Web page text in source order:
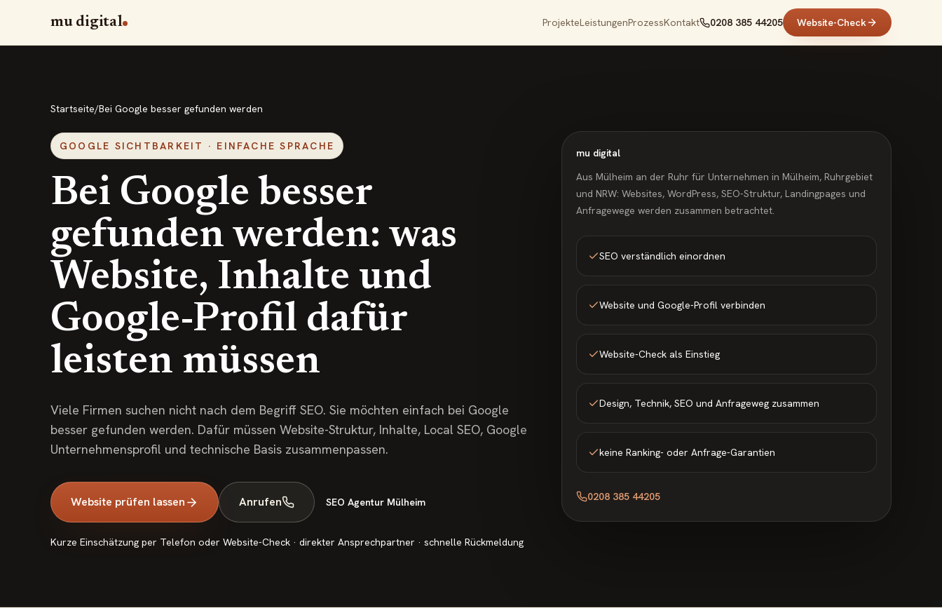
mu digital ProjekteLeistungenProzessKontakt 0208 385 44205 Website-Check
Startseite/Bei Google besser gefunden werden
GOOGLE SICHTBARKEIT · EINFACHE SPRACHE
Bei Google besser
gefunden werden: was
Website, Inhalte und
Google-Profil dafür
leisten müssen
Viele Firmen suchen nicht nach dem Begriff SEO. Sie möchten einfach bei Google
besser gefunden werden. Dafür müssen Website-Struktur, Inhalte, Local SEO, Google
Unternehmensprofil und technische Basis zusammenpassen.
Website prüfen lassen Anrufen SEO Agentur Mülheim
Kurze Einschätzung per Telefon oder Website-Check · direkter Ansprechpartner · schnelle Rückmeldung
mu digital
Aus Mülheim an der Ruhr für Unternehmen in Mülheim, Ruhrgebiet
und NRW: Websites, WordPress, SEO-Struktur, Landingpages und
Anfragewege werden zusammen betrachtet.
SEO verständlich einordnen
Website und Google-Profil verbinden
Website-Check als Einstieg
Design, Technik, SEO und Anfrageweg zusammen
keine Ranking- oder Anfrage-Garantien
0208 385 44205